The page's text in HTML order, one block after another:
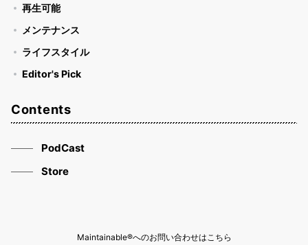
再生可能
メンテナンス
ライフスタイル
Editor's Pick
Contents
PodCast
Store
Maintainable®へのお問い合わせはこちら